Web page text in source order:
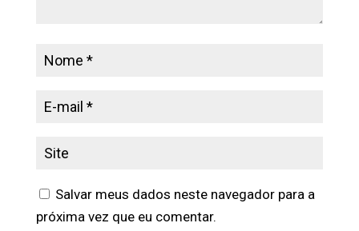
Salvar meus dados neste navegador para a
próxima vez que eu comentar.